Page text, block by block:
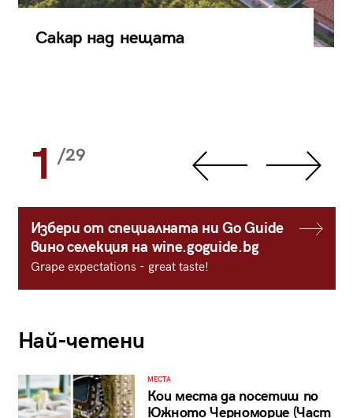
Сакар над нещата
1 /29
Избери от специалната ни Go Guide
вино селекция на wine.goguide.bg
Grape expectations - great taste!
Най-четени
МЕСТА
Кои места да посетиш по
Южното Черноморие (Част